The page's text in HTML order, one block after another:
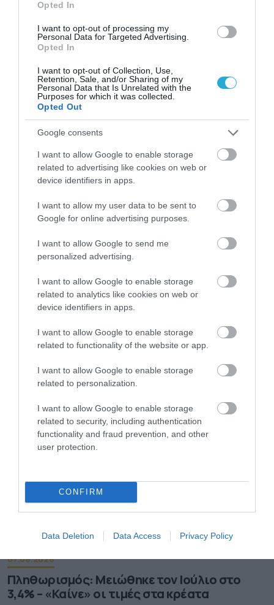
Opted In
I want to opt-out of processing my
Personal Data for Targeted Advertising.
Opted In
I want to opt-out of Collection, Use,
Retention, Sale, and/or Sharing of my
Personal Data that Is Unrelated with the
Purposes for which it was collected.
Opted Out
Google consents
I want to allow Google to enable storage
related to advertising like cookies on web or
device identifiers in apps.
I want to allow my user data to be sent to
Google for online advertising purposes.
I want to allow Google to send me
personalized advertising.
I want to allow Google to enable storage
related to analytics like cookies on web or
device identifiers in apps.
I want to allow Google to enable storage
related to functionality of the website or app.
I want to allow Google to enable storage
related to personalization.
I want to allow Google to enable storage
related to security, including authentication
functionality and fraud prevention, and other
user protection.
CONFIRM
Data Deletion Data Access Privacy Policy
08.08.2026
Οι τουρίστες «ψηφίζουν» Ελλάδα και μετά
το καλοκαίρι
08.08.2026
Συνταγή: Πώς θα φτιάξετε σπιτικά bao buns
με γαρίδες
07.08.2026
Πληθωρισμός: Μειώθηκε τον Ιούλιο στο
3,4% – «Καίνε» οι τιμές στα κρέατα